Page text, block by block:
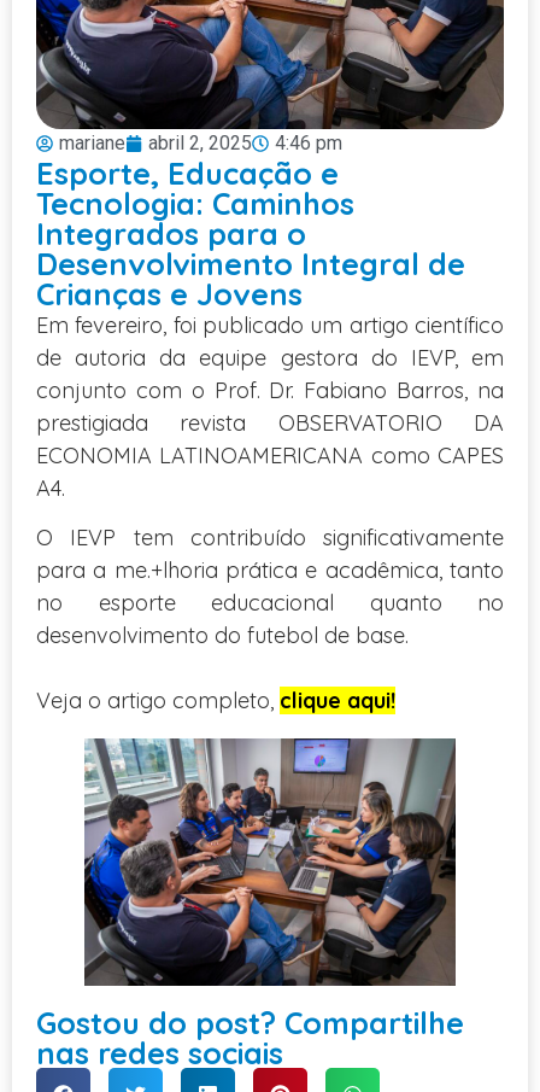
mariane abril 2, 2025 4:46 pm
Esporte, Educação e
Tecnologia: Caminhos
Integrados para o
Desenvolvimento Integral de
Crianças e Jovens
Em fevereiro, foi publicado um artigo científico
de autoria da equipe gestora do IEVP, em
conjunto com o Prof. Dr. Fabiano Barros, na
prestigiada revista OBSERVATORIO DA
ECONOMIA LATINOAMERICANA como CAPES
A4.
O IEVP tem contribuído significativamente
para a me.+lhoria prática e acadêmica, tanto
no esporte educacional quanto no
desenvolvimento do futebol de base.
Veja o artigo completo, clique aqui!
Gostou do post? Compartilhe
nas redes sociais